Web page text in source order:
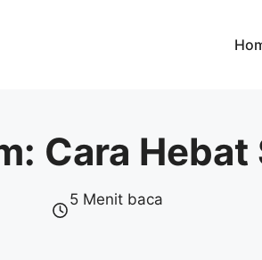
Cara
5 Menit baca